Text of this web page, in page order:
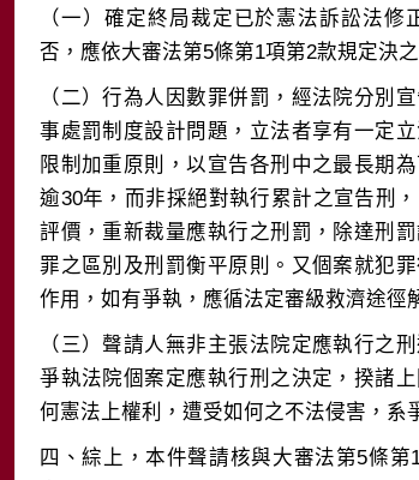
（一）確定終局裁定已於憲法訴訟法
（二）行為人因數罪併罰，經法院分別
事處罰制度設計問題，立法者享有一定
限制加重原則，以宣告各刑中之最長期
逾30年，而非採絕對執行累計之宣告刑
評價，重新裁量應執行之刑罰，除達刑
罪之區別及刑罰衡平原則。又個案就犯
（三）聲請人無非主張法院定應執行之
爭執法院個案定應執行刑之決定，揆諸
四、綜上，本件聲請核與大審法第5條